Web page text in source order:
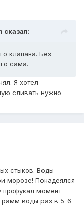
сказал:
клапана. Без
сама.
Я хотел
сливать нужно
стыков. Воды
морозе! Понадеялся
профукал момент
воды раз в 5-6